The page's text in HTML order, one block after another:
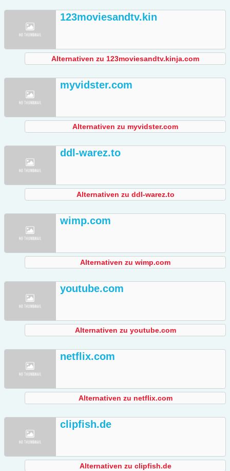
123moviesandtv.kin
Alternativen zu 123moviesandtv.kinja.com
myvidster.com
Alternativen zu myvidster.com
ddl-warez.to
Alternativen zu ddl-warez.to
wimp.com
Alternativen zu wimp.com
youtube.com
Alternativen zu youtube.com
netflix.com
Alternativen zu netflix.com
clipfish.de
Alternativen zu clipfish.de